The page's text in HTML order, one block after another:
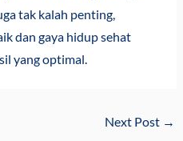
tak kalah penting,
dan gaya hidup sehat
yang optimal.
Next Post →